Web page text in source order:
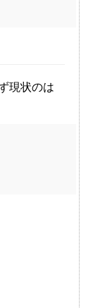
現状のは